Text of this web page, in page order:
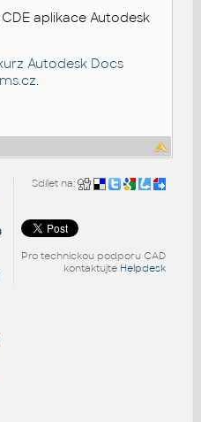
aplikace Autodesk
Autodesk Docs
.
Sdílet na:
Pro technickou podporu CAD
kontaktujte Helpdesk